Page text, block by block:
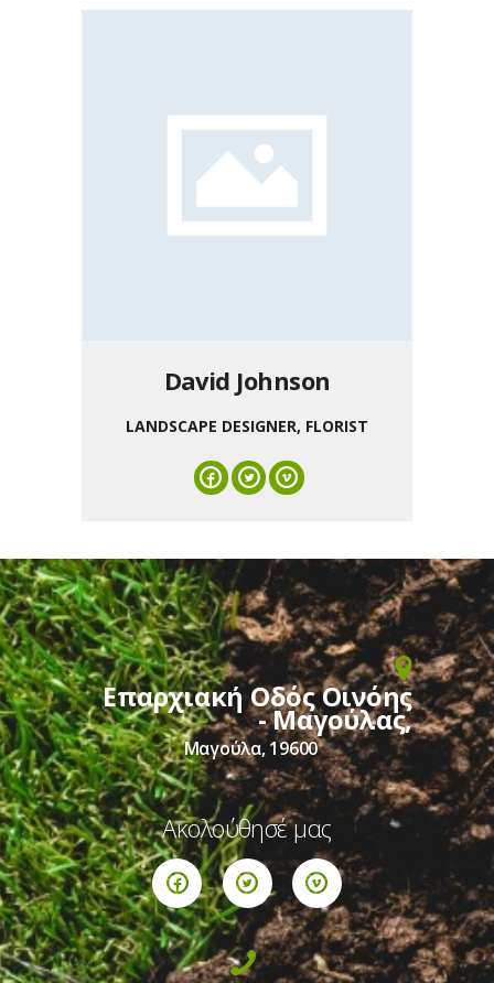
David Johnson
LANDSCAPE DESIGNER, FLORIST
Επαρχιακή Οδός Οινόης
- Μαγούλας,
Μαγούλα, 19600
Ακολούθησέ μας